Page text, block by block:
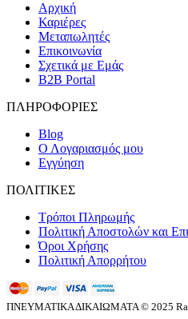
Αρχική
Καριέρες
Μεταπωλητές
Επικοινωνία
Σχετικά με Εμάς
B2B Portal
ΠΛΗΡΟΦΟΡΙΕΣ
Blog
Ο Λογαριασμός μου
Εγγύηση
ΠΟΛΙΤΙΚΕΣ
Τρόποι Πληρωμής
Πολιτική Αποστολών και
Όροι Χρήσης
Πολιτική Απορρήτου
ΠΝΕΥΜΑΤΙΚΑ ΔΙΚΑΙΩΜΑΤΑ © 2025